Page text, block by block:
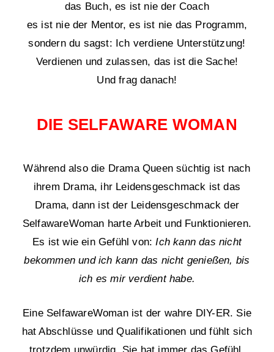
das Buch, es ist nie der Coach
es ist nie der Mentor, es ist nie das Programm,
sondern du sagst: Ich verdiene Unterstützung!
Verdienen und zulassen, das ist die Sache!
Und frag danach!
DIE SELFAWARE WOMAN
Während also die Drama Queen süchtig ist nach
ihrem Drama, ihr Leidensgeschmack ist das
Drama, dann ist der Leidensgeschmack der
SelfawareWoman harte Arbeit und Funktionieren.
Es ist wie ein Gefühl von: Ich kann das nicht
bekommen und ich kann das nicht genießen, bis
ich es mir verdient habe.
Eine SelfawareWoman ist der wahre DIY-ER. Sie
hat Abschlüsse und Qualifikationen und fühlt sich
trotzdem unwürdig. Sie hat immer das Gefühl,